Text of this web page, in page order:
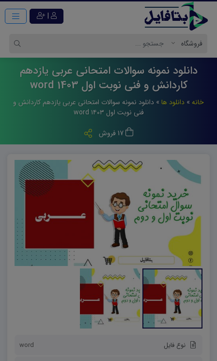
|
دانلود نمونه سوالات امتحانی عربی یازدهم
کاردانش و فنی نوبت اول 1403 word
خانه » دانلود ها » دانلود نمونه سوالات امتحانی عربی یازدهم کاردانش و
فنی نوبت اول ۱۴۰۳ word
17 فروش
نوع فایل word